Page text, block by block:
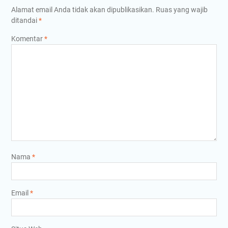
Alamat email Anda tidak akan dipublikasikan. Ruas yang wajib
ditandai*
Komentar*
Nama *
Email*